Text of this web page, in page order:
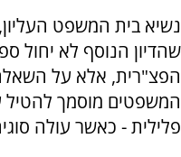
נשיא בית המשפט
שהדיון הנוסף לא יחול
הפצ"רית, אלא על
המשפטים מוסמך להטיל
פלילית - כאשר עולה